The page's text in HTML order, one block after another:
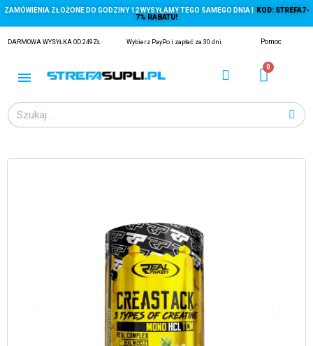
ZAMÓWIENIA ZŁOŻONE DO GODZINY 12 WYSYŁAMY TEGO SAMEGO DNIA |
KOD: STREFA7-
7% RABATU!
DARMOWA WYSYŁKA OD 249ZŁ Wybierz PayPo i zapłać za 30 dni Pomoc